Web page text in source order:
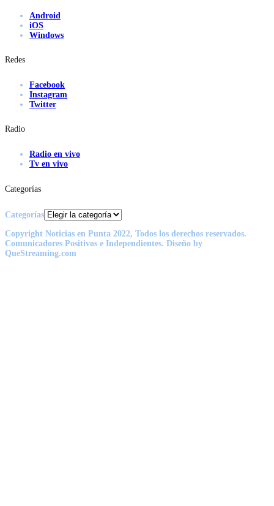
Android
iOS
Windows
Redes
Facebook
Instagram
Twitter
Radio
Radio en vivo
Tv en vivo
Categorías
Categorías
Copyright Noticias en Punta 2022, Todos los derechos reservados.
Comunicadores Positivos e Independientes. Diseño by
QueStreaming.com